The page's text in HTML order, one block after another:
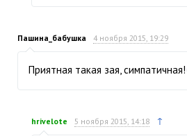
Пашина_бабушка 4 ноября 2015, 19:29
Приятная такая зая, симпатичная!
hrivelote 5 ноября 2015, 14:18 ↑